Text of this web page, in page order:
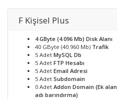
F Kişisel Plus
4 GByte (4.096 Mb) Disk Alanı
40 GByte (40.960 Mb) Trafik
5 Adet MySQL Db
5 Adet FTP Hesabı
5 Adet Email Adresi
5 Adet Subdomain
0 Adet Addon Domain (Ek alan
adı barındırma)